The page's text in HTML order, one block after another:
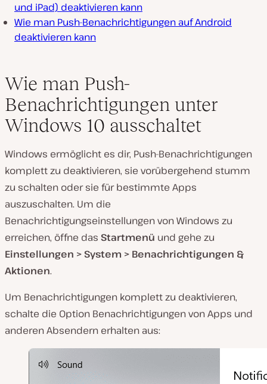
und iPad) deaktivieren kann
Wie man Push-Benachrichtigungen auf Android
deaktivieren kann
Wie man Push-
Benachrichtigungen unter
Windows 10 ausschaltet
Windows ermöglicht es dir, Push-Benachrichtigungen
komplett zu deaktivieren, sie vorübergehend stumm
zu schalten oder sie für bestimmte Apps
auszuschalten. Um die
Benachrichtigungseinstellungen von Windows zu
erreichen, öffne das Startmenü und gehe zu
Einstellungen > System > Benachrichtigungen &
Aktionen.
Um Benachrichtigungen komplett zu deaktivieren,
schalte die Option Benachrichtigungen von Apps und
anderen Absendern erhalten aus: